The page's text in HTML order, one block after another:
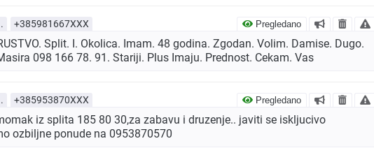
+385981667XXX Pregledano
Split. I. Okolica. Imam. 48 godina. Zgodan. Volim. Damise. Dugo.
098 166 78. 91. Stariji. Plus Imaju. Prednost. Cekam. Vas
+385953870XXX Pregledano
iz splita 185 80 30,za zabavu i druzenje.. javiti se iskljucivo
ozbiljne ponude na 0953870570